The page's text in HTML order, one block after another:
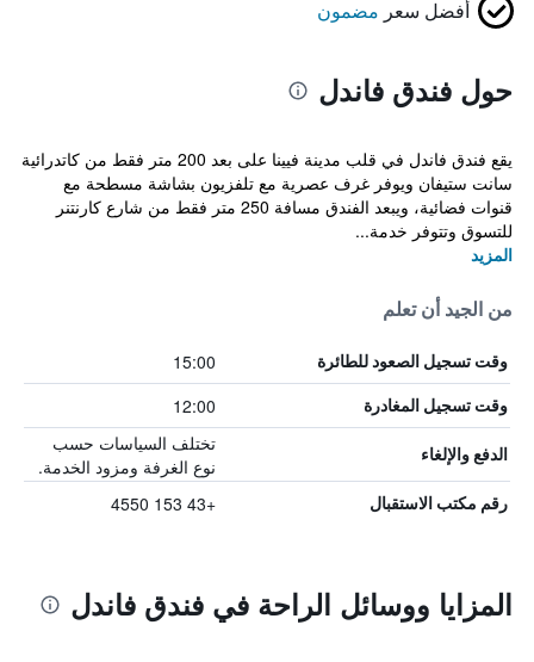
أفضل سعر مضمون
حول فندق فاندل
يقع فندق فاندل في قلب مدينة فيينا على بعد 200 متر فقط من كاتدرائية
سانت ستيفان ويوفر غرف عصرية مع تلفزيون بشاشة مسطحة مع
قنوات فضائية، ويبعد الفندق مسافة 250 متر فقط من شارع كارنتنر
للتسوق وتتوفر خدمة...
المزيد
من الجيد أن تعلم
وقت تسجيل الصعود للطائرة 15:00
وقت تسجيل المغادرة 12:00
الدفع والإلغاء
تختلف السياسات حسب
نوع الغرفة ومزود الخدمة.
رقم مكتب الاستقبال +43 153 4550
المزايا ووسائل الراحة في فندق فاندل